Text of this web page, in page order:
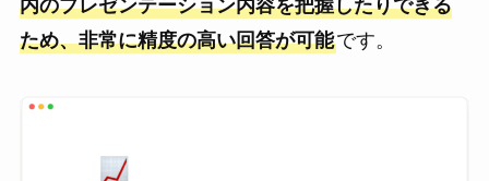
内のプレゼンテーション内容を把握したりできる
ため、非常に精度の高い回答が可能です。